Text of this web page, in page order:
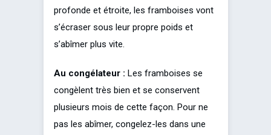
profonde et étroite, les framboises vont
s’écraser sous leur propre poids et
s’abîmer plus vite.
Au congélateur : Les framboises se
congèlent très bien et se conservent
plusieurs mois de cette façon. Pour ne
pas les abîmer, congelez-les dans une